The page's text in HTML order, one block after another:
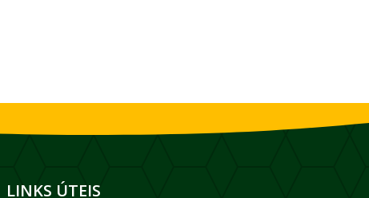
LINKS ÚTEIS